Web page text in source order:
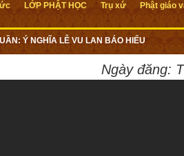
LỚP PHẬT HỌC Trụ xứ Phật giáo
Ý NGHĨA LỄ VU LAN BÁO HIẾU
Ngày đăng: